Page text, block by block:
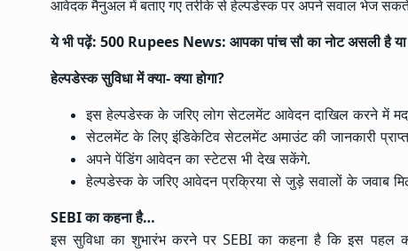
आवेदक मैनुअल में बताए गए तरीके से हेल्पडेस्क पर अपने सवाल भेज
ये भी पढ़ें: 500 Rupees News: आपका पांच सौ का नोट असली है या
हेल्पडेस्क सुविधा में क्या- क्या होगा?
इस हेल्पडेस्क के जरिए लोग सेटलमेंट आवेदन दाखिल करने में
सेटलमेंट के लिए इंडिकेटिव सेटलमेंट अमाउंट की जानकारी
अपने पेंडिंग आवेदन का स्टेटस भी देख सकेंगे.
हेल्पडेस्क के जरिए आवेदन प्रक्रिया से जुड़े सवालों के जवाब
SEBI का कहना है…
इस सुविधा का शुभारंभ करने पर SEBI का कहना है कि इस पहल